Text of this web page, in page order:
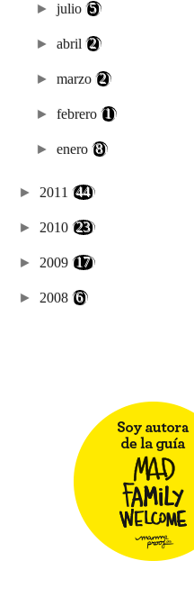
►julio(5)
►abril(2)
►marzo(2)
►febrero(1)
►enero(8)
► 2011 (44)
► 2010 (23)
► 2009 (17)
► 2008 (6)